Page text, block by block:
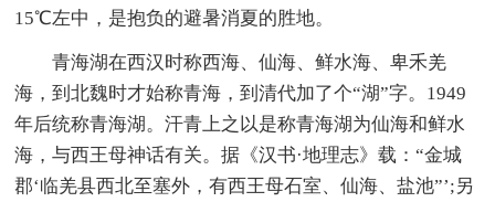
15℃左中，是抱负的避暑消夏的胜地。
青海湖在西汉时称西海、仙海、鲜水海、卑禾羌
海，到北魏时才始称青海，到清代加了个“湖”字。1949
年后统称青海湖。汗青上之以是称青海湖为仙海和鲜水
海，与西王母神话有关。据《汉书·地理志》载：“金城
郡‘临羌县西北至塞外，有西王母石室、仙海、盐池”’;另